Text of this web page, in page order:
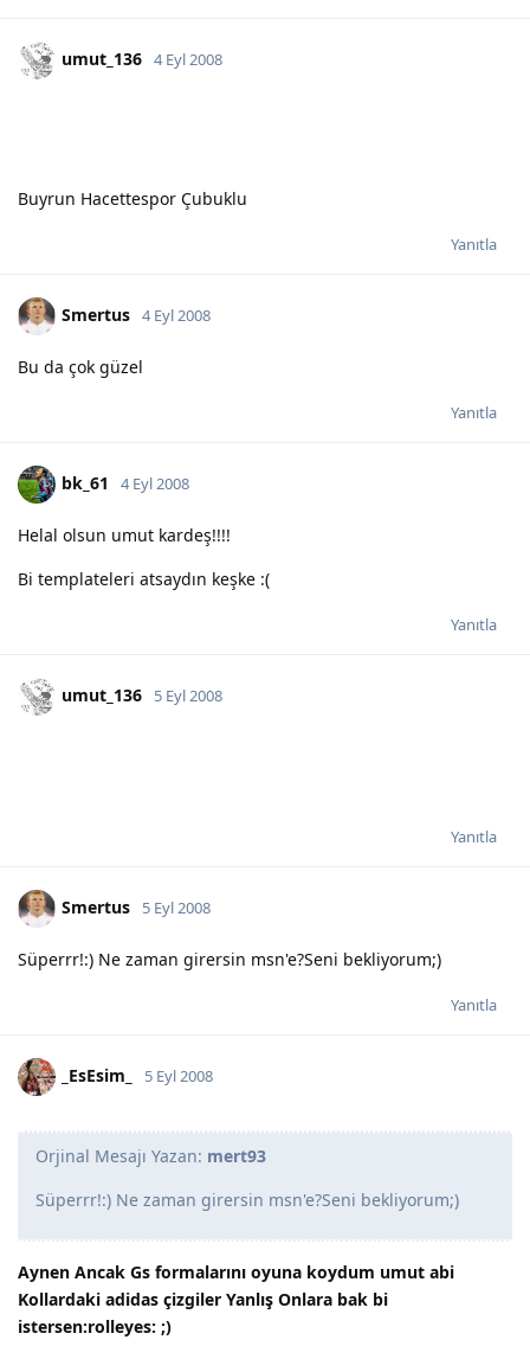
umut_136 4 Eyl 2008
Buyrun Hacettespor Çubuklu
Yanıtla
Smertus 4 Eyl 2008
Bu da çok güzel
Yanıtla
bk_61 4 Eyl 2008
Helal olsun umut kardeş!!!!
Bi templateleri atsaydın keşke :(
Yanıtla
umut_136 5 Eyl 2008
Yanıtla
Smertus 5 Eyl 2008
Süperrr!:) Ne zaman girersin msn'e?Seni bekliyorum;)
Yanıtla
_EsEsim_ 5 Eyl 2008
Orjinal Mesajı Yazan: mert93
Süperrr!:) Ne zaman girersin msn'e?Seni bekliyorum;)
Aynen Ancak Gs formalarını oyuna koydum umut abi
Kollardaki adidas çizgiler Yanlış Onlara bak bi
istersen:rolleyes: ;)